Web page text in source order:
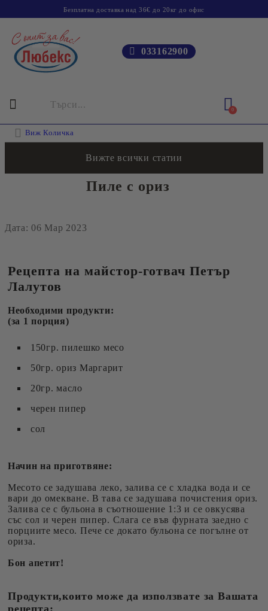
Безплатна доставка над 36€ до 20кг до офис
033162900
0
Виж Количка
Вижте всички статии
Пиле с ориз
Дата: 06 Мар 2023
Рецепта на майстор-готвач Петър
Лалутов
Необходими продукти:
(за 1 порция)
150гр. пилешко месо
50гр. ориз Маргарит
20гр. масло
черен пипер
сол
Начин на приготвяне:
Месото се задушава леко, залива се с хладка вода и се
вари до омекване. В тава се задушава почистения ориз.
Залива се с бульона в съотношение 1:3 и се овкусява
със сол и черен пипер. Слага се във фурната заедно с
порциите месо. Пече се докато бульона се погълне от
ориза.
Бон апетит!
Продукти,които може да използвате за Вашата
рецепта: